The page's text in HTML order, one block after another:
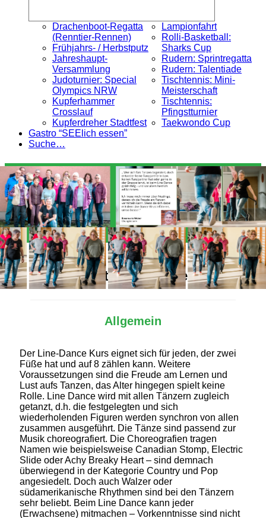
Drachenboot-Regatta
(Renntier-Rennen)
Frühjahrs- / Herbstputz
Jahreshaupt-
Versammlung
Judoturnier: Special
Olympics NRW
Kupferhammer
Crosslauf
Kupferdreher Stadtfest
Lampionfahrt
Rolli-Basketball:
Sharks Cup
Rudern: Sprintregatta
Rudern: Talentiade
Tischtennis: Mini-
Meisterschaft
Tischtennis:
Pfingstturnier
Taekwondo Cup
Gastro “SEElich essen”
Suche…
Alles Wichtige auf einen Blick
Allgemein
Der Line-Dance Kurs eignet sich für jeden, der zwei
Füße hat und auf 8 zählen kann. Weitere
Voraussetzungen sind die Freude am Lernen und
Lust aufs Tanzen, das Alter hingegen spielt keine
Rolle. Line Dance wird mit allen Tänzern zugleich
getanzt, d.h. die festgelegten und sich
wiederholenden Figuren werden synchron von allen
zusammen ausgeführt. Die Tänze sind passend zur
Musik choreografiert. Die Choreografien tragen
Namen wie beispielsweise Canadian Stomp, Electric
Slide oder Achy Breaky Heart – sind demnach
überwiegend in der Kategorie Country und Pop
angesiedelt. Doch auch Walzer oder
südamerikanische Rhythmen sind bei den Tänzern
sehr beliebt. Beim Line Dance kann jeder
(Erwachsene) mitmachen – Vorkenntnisse sind nicht